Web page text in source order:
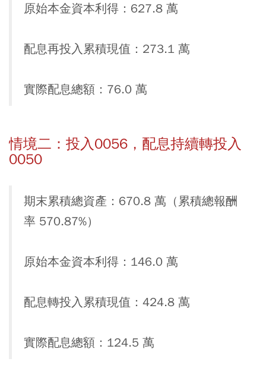
原始本金資本利得：627.8 萬
配息再投入累積現值：273.1 萬
實際配息總額：76.0 萬
情境二：投入0056，配息持續轉投入
0050
期末累積總資產：670.8 萬（累積總報酬
率 570.87%）
原始本金資本利得：146.0 萬
配息轉投入累積現值：424.8 萬
實際配息總額：124.5 萬